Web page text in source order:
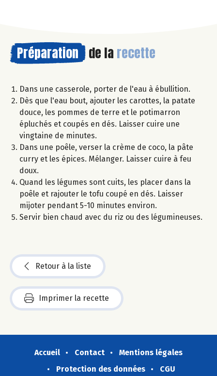
Préparation de la recette
Dans une casserole, porter de l'eau à ébullition.
Dès que l'eau bout, ajouter les carottes, la patate
douce, les pommes de terre et le potimarron
épluchés et coupés en dés. Laisser cuire une
vingtaine de minutes.
Dans une poêle, verser la crème de coco, la pâte
curry et les épices. Mélanger. Laisser cuire à feu
doux.
Quand les légumes sont cuits, les placer dans la
poêle et rajouter le tofu coupé en dés. Laisser
mijoter pendant 5-10 minutes environ.
Servir bien chaud avec du riz ou des légumineuses.
Retour à la liste
Imprimer la recette
Accueil Contact
Mentions légales
Protection des données
CGU